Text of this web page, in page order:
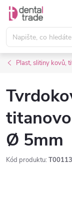
Přejít
obsah
Plast, slitiny kovů,
Ø 5mm
Kód produktu: